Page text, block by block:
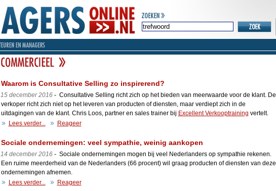
Waarom is Consultative Selling zo inspirerend?
15 december 2016- Consultative Selling richt zich op het bieden van meerwaarde voor de klant. De
verkoper richt zich niet op het leveren van producten of diensten, maar verdiept zich in de
uitdagingen van de klant. Chris Loos, partner en sales trainer bij Excellent Verkooptraining vertelt.
Lees verder...
Reageer
Sociale ondernemingen: veel sympathie, weinig aankopen
14 december 2016- Sociale ondernemingen mogen bij veel Nederlanders op sympathie rekenen.
Een ruime meerderheid van de Nederlanders (66 procent) wil graag producten of diensten van deze
ondernemingen afnemen.
Lees verder...
Reageer